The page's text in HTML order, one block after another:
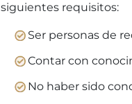
siguientes requisitos:
Ser personas de
Contar con
No haber sido